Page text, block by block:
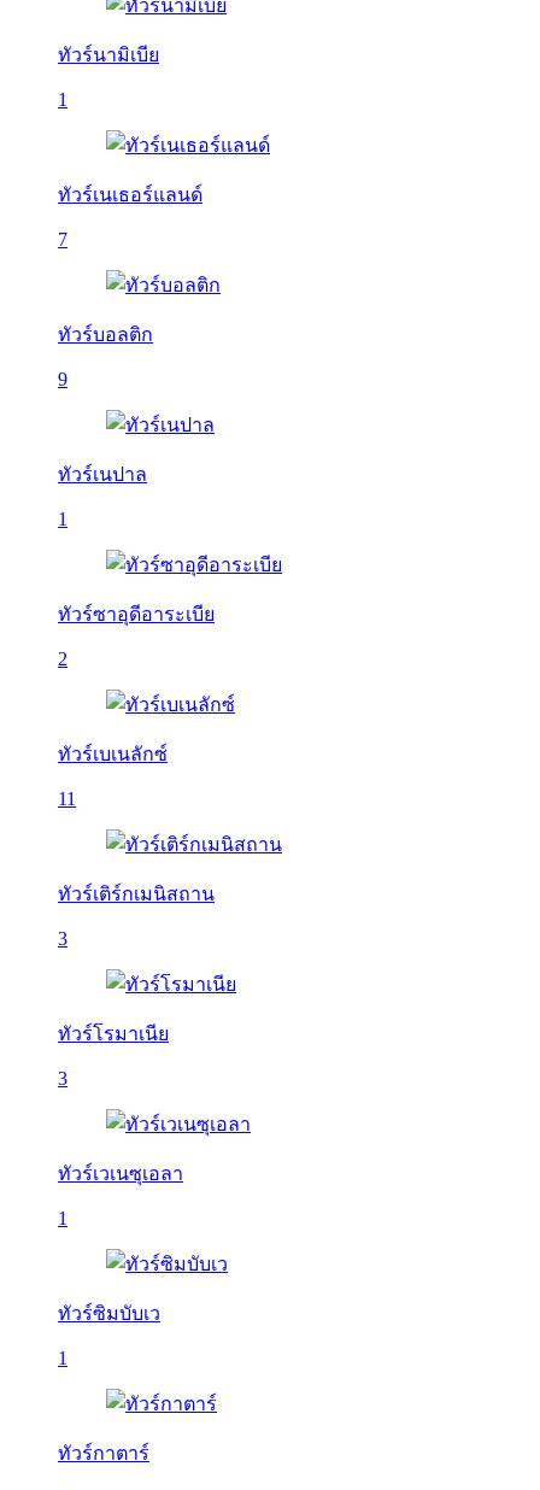
ทัวร์นามิเบีย
1
ทัวร์เนเธอร์แลนด์
7
ทัวร์บอลติก
9
ทัวร์เนปาล
1
ทัวร์ซาอุดีอาระเบีย
2
ทัวร์เบเนลักซ์
11
ทัวร์เติร์กเมนิสถาน
3
ทัวร์โรมาเนีย
3
ทัวร์เวเนซุเอลา
1
ทัวร์ซิมบับเว
1
ทัวร์กาตาร์